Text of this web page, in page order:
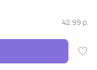
42.99 р.